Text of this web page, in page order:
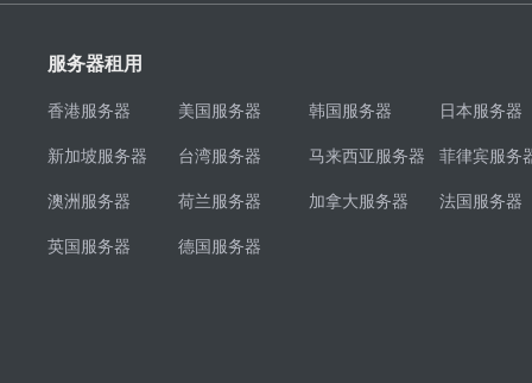
服务器租用
香港服务器 美国服务器 韩国服务器 日本服务器
新加坡服务器 台湾服务器 马来西亚服务器 菲律宾服务
澳洲服务器 荷兰服务器 加拿大服务器 法国服务器
英国服务器 德国服务器